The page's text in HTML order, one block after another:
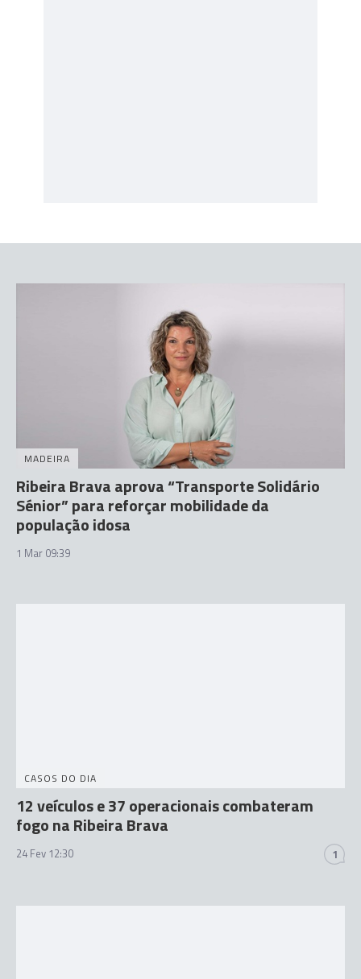
MADEIRA
Ribeira Brava aprova “Transporte Solidário
Sénior” para reforçar mobilidade da
população idosa
1 Mar 09:39
CASOS DO DIA
12 veículos e 37 operacionais combateram
fogo na Ribeira Brava
24 Fev 12:30 1